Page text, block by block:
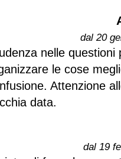
dal 20
nelle
le cose
Attenzione
data.
dal 19